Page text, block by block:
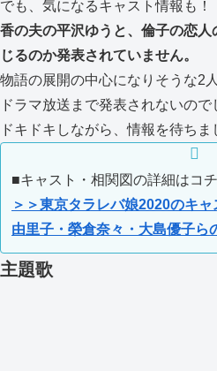
でも、気になるキャスト情報も！
香の夫の平沢ゆうと、倫子の恋
じるのか発表されていません。
物語の展開の中心になりそうな2人
ドラマ放送まで発表されないので
ドキドキしながら、情報を待ちま
■キャスト・相関図の詳細はコ
＞＞東京タラレバ娘2020のキ
由里子・榮倉奈々・大島優子ら
主題歌